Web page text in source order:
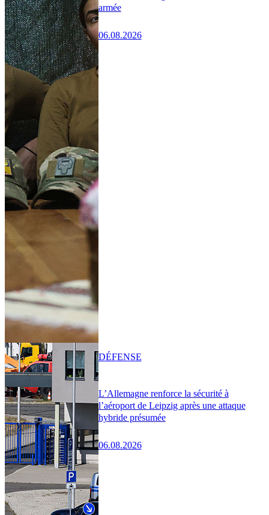
armée
06.08.2026
L’Allemagne renforce la sécurité à
l’aéroport de Leipzig après une attaque
hybride présumée
06.08.2026
DÉFENSE